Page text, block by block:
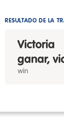
RESULTADO DE LA
Victoria
ganar,
win